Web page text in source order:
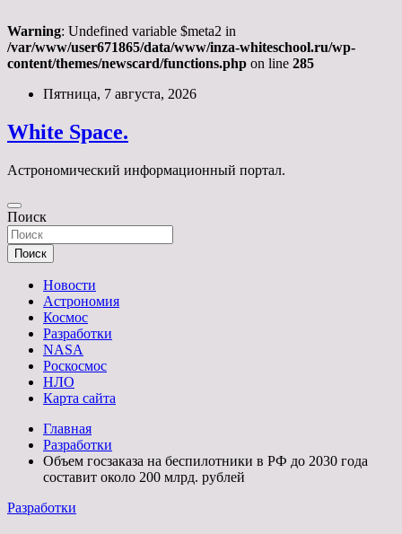
Warning: Undefined variable $meta2 in
/var/www/user671865/data/www/inza-whiteschool.ru/wp-
content/themes/newscard/functions.php on line 285
Перейти
содержимому
Пятница, 7 августа, 2026
White Space.
Астрономический информационный портал.
Поиск
Поиск
Новости
Астрономия
Космос
Разработки
NASA
Роскосмос
НЛО
Карта сайта
Главная
Разработки
Объем госзаказа на беспилотники в РФ до 2030 года
составит около 200 млрд. рублей
Разработки